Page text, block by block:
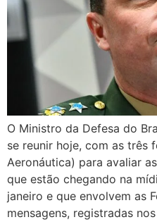
O Ministro da Defesa do
se reunir hoje, com as três
Aeronáutica) para avaliar
que estão chegando na
janeiro e que envolvem as
mensagens, registradas